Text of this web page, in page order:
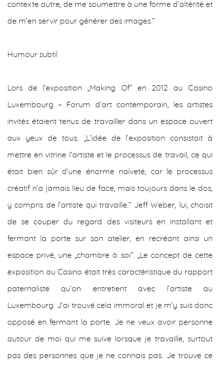
contexte autre, de me soumettre à une forme d’altérité et
de m’en servir pour générer des images.“
Humour subtil
Lors de l’exposition „Making Of“ en 2012 au Casino
Luxembourg – Forum d’art contemporain, les artistes
invités étaient tenus de travailler dans un espace ouvert
aux yeux de tous. „L’idée de l’exposition consistait à
mettre en vitrine l’artiste et le processus de travail, ce qui
était bien sûr d’une énorme naïveté, car le processus
créatif n’a jamais lieu de face, mais toujours dans le dos,
y compris de l’artiste qui travaille.“ Jeff Weber, lui, choisit
de se couper du regard des visiteurs en installant et
fermant la porte sur son atelier, en recréant ainsi un
espace privé, une „chambre à soi“. „Le concept de cette
exposition au Casino était très caractéristique du rapport
paternaliste qu’on entretient avec l’artiste au
Luxembourg. J’ai trouvé cela immoral et je m’y suis donc
opposé en fermant la porte. Je ne veux avoir personne
autour de moi qui me suive lorsque je travaille, surtout
pas des personnes que je ne connais pas. Je trouve ce